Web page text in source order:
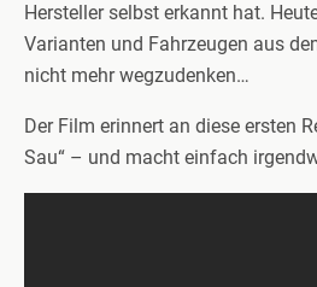
Hersteller selbst erkannt hat.
Varianten und Fahrzeugen aus
nicht mehr wegzudenken…
Der Film erinnert an diese ersten
Sau“ – und macht einfach